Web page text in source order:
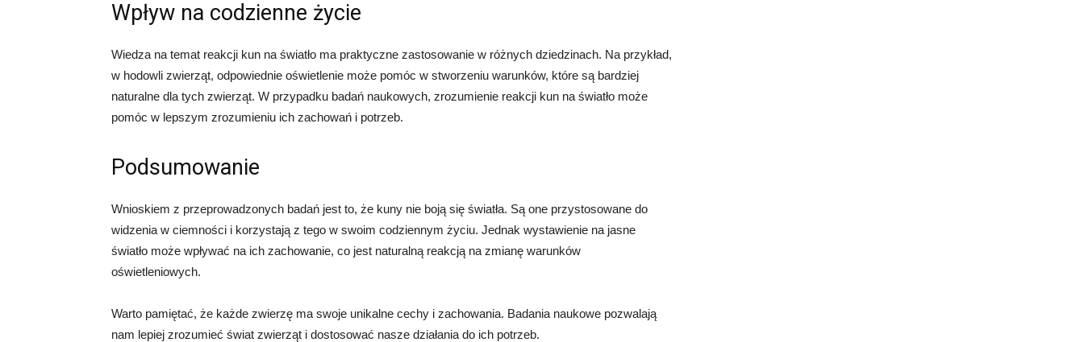
Wpływ na codzienne życie
Wiedza na temat reakcji kun na światło ma praktyczne zastosowanie w różnych dziedzinach. Na przykład,
w hodowli zwierząt, odpowiednie oświetlenie może pomóc w stworzeniu warunków, które są bardziej
naturalne dla tych zwierząt. W przypadku badań naukowych, zrozumienie reakcji kun na światło może
pomóc w lepszym zrozumieniu ich zachowań i potrzeb.
Podsumowanie
Wnioskiem z przeprowadzonych badań jest to, że kuny nie boją się światła. Są one przystosowane do
widzenia w ciemności i korzystają z tego w swoim codziennym życiu. Jednak wystawienie na jasne
światło może wpływać na ich zachowanie, co jest naturalną reakcją na zmianę warunków
oświetleniowych.
Warto pamiętać, że każde zwierzę ma swoje unikalne cechy i zachowania. Badania naukowe pozwalają
nam lepiej zrozumieć świat zwierząt i dostosować nasze działania do ich potrzeb.